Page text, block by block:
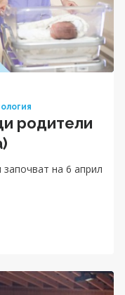
родители
на 6 април